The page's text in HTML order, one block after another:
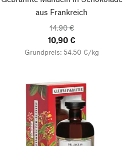
aus Frankreich
14,90 €
10,90 €
Grundpreis: 54,50 €/kg